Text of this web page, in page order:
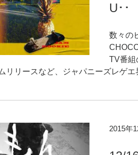
U･･
数々の
TV番組
リリースなど、ジャパニーズレゲ
2015年